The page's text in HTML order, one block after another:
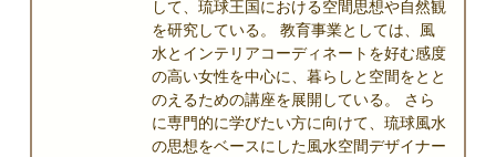
して、琉球王国における空間思想や自然観
を研究している。 教育事業としては、風
水とインテリアコーディネートを好む感度
の高い女性を中心に、暮らしと空間をとと
のえるための講座を展開している。 さら
に専門的に学びたい方に向けて、琉球風水
の思想をベースにした風水空間デザイナー